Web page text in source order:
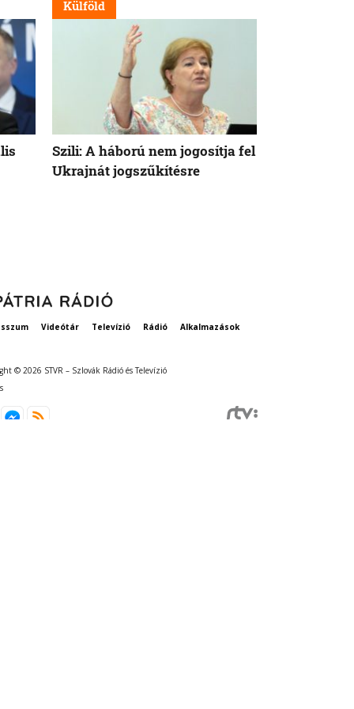
Külföld
Szili: A háború nem jogosítja fel
Ukrajnát jogszűkítésre
Videótár Televízió Rádió Alkalmazások
© 2026 STVR – Szlovák Rádió és Televízió